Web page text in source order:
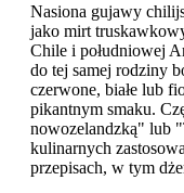
Nasiona gujawy
jako mirt
Chile i południowej
do tej samej rodziny
czerwone, białe lub
pikantnym smaku.
nowozelandzką" lub
kulinarnych
przepisach, w tym